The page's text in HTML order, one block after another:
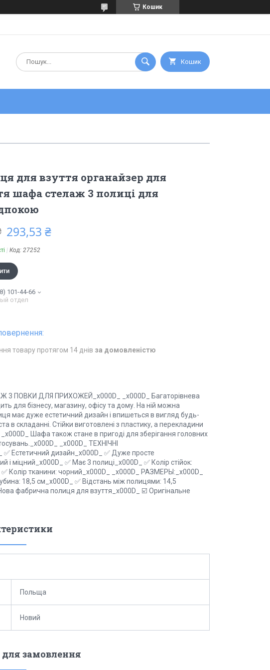
Кошик
Кошик
для взуття органайзер для
шафа стелаж 3 полиці для
293,53 ₴
Код: 27252
101-44-66
отдел
товару протягом 14 днів за домовленістю
ПОВКИ ДЛЯ ПРИХОЖЕЙ_x000D_ _x000D_ Багаторівнева
для бізнесу, магазину, офісу та дому. На ній можна
має дуже естетичний дизайн і впишеться в вигляд будь-
в складанні. Стійки виготовлені з пластику, а перекладини
Шафа також стане в пригоді для зберігання головних
_x000D_ ТЕХНІЧНІ
Естетичний дизайн_x000D_ ✅ Дуже просте
міцний_x000D_ ✅ Має 3 полиці_x000D_ ✅ Колір стійок:
Колір тканини: чорний_x000D_ _x000D_ РАЗМЕРЫ:_x000D_
18,5 см_x000D_ ✅ Відстань між полицями: 14,5
фабрична полиця для взуття_x000D_ ☑️ Оригінальне
Польща
Новий
замовлення